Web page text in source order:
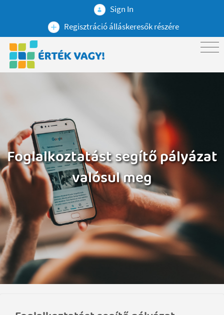
Sign In
Regisztráció álláskeresők részére
Foglalkoztatást segítő pályázat
valósul meg